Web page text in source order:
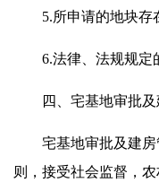
5.所申请的地块存
6.法律、法规规定
四、宅基地审批及
宅基地审批及建房
则，接受社会监督，